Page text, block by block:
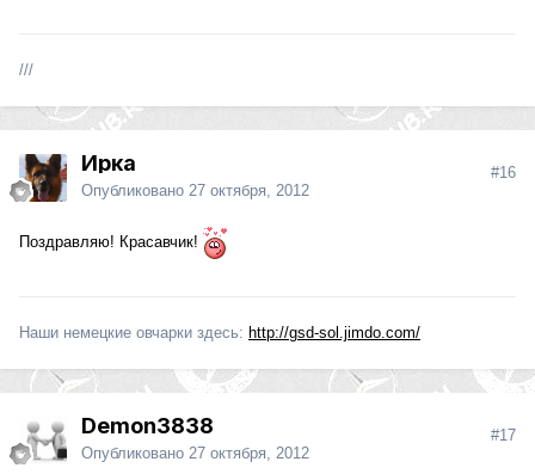
///
Ирка
Опубликовано 27 октября, 2012
#16
Поздравляю! Красавчик!
Наши немецкие овчарки здесь: http://gsd-sol.jimdo.com/
Demon3838
Опубликовано 27 октября, 2012
#17